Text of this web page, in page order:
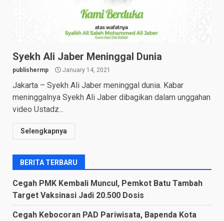
Syekh Ali Jaber Meninggal Dunia
publishermp January 14, 2021
Jakarta – Syekh Ali Jaber meninggal dunia. Kabar
meninggalnya Syekh Ali Jaber dibagikan dalam unggahan
video Ustadz...
Selengkapnya
BERITA TERBARU
Cegah PMK Kembali Muncul, Pemkot Batu Tambah
Target Vaksinasi Jadi 20.500 Dosis
Cegah Kebocoran PAD Pariwisata, Bapenda Kota